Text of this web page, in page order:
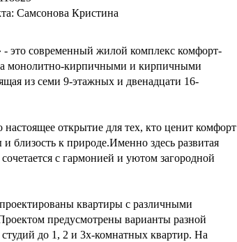
Самсонова Кристина
современный жилой комплекс комфорт-
монолитно-кирпичными и кирпичными
из семи 9-этажных и двенадцати 16-
открытие для тех, кто ценит комфорт
и близость к природе.Именно здесь развитая
с гармонией и уютом загородной
квартиры с различными
предусмотрены варианты разной
до 1, 2 и 3х-комнатных квартир. На